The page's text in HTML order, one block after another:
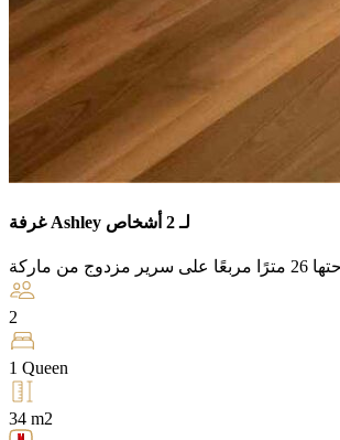
غرفة Ashley لـ 2 أشخاص
2
1 Queen
34 m2